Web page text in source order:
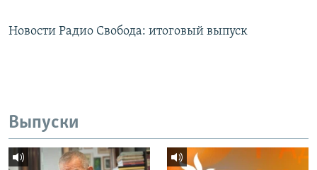
Новости Радио Свобода: итоговый выпуск
Выпуски